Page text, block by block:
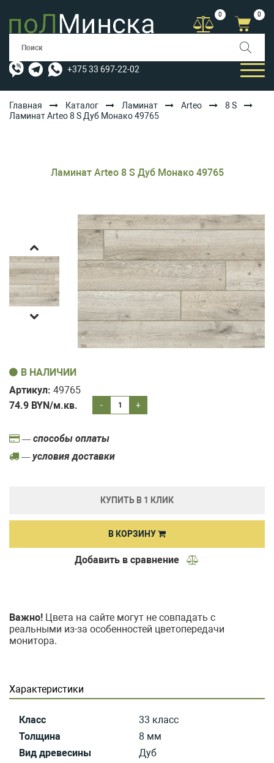
+375 33 697-22-02
АКЦИИ
0 0
Главная Каталог Ламинат Arteo
8 S
Ламинат Arteo 8 S Дуб Монако 49765
Ламинат Arteo 8 S Дуб Монако 49765
В НАЛИЧИИ
Артикул: 49765
74.9 BYN/м.кв. - +
— способы оплаты
— условия доставки
КУПИТЬ В 1 КЛИК
В КОРЗИНУ
Добавить в сравнение
Важно! Цвета на сайте могут не совпадать с
реальными из-за особенностей цветопередачи
монитора.
Характеристики
Класс
33 класс
Толщина
8 мм
Вид древесины
Дуб